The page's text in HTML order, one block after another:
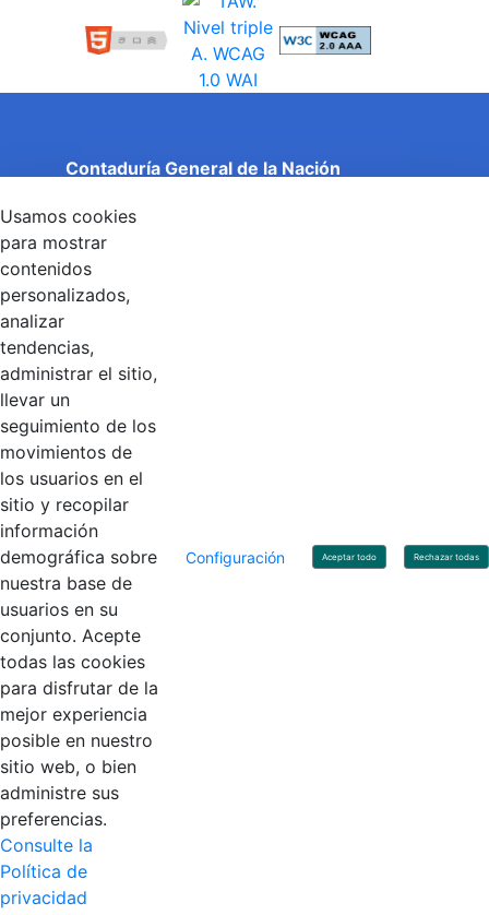
Contaduría General de la Nación
Entidad adscrita al Ministerio de Hacienda y Crédito
Público
Torre 1 (Aire) - Piso 15, Bogotá D.C., Colombia
Código Postal: 111071
Linkedin
Contacto
Línea de servicio al ciudadano: +57(601) 492 64 00
Correo Institucional:
Correo de notificaciones judiciales:
notificacionjudicial@contaduria.gov.co
Correo de Asuntos disciplinarios:
asuntosdisciplinarios@contaduria.gov.co
Línea Anticorrupción: +57(601) 492 64 00 Ext. 4
Política de privacidad y protección de datos personales
Política de derechos de autor
Términos y condiciones de uso
© Copyright 2026 - Todos los derechos reservados
Gobierno de Colombia
Usamos cookies
para mostrar
contenidos
personalizados,
analizar
tendencias,
administrar el sitio,
llevar un
seguimiento de los
movimientos de
los usuarios en el
sitio y recopilar
información
demográfica sobre
nuestra base de
usuarios en su
conjunto. Acepte
todas las cookies
para disfrutar de la
mejor experiencia
posible en nuestro
sitio web, o bien
administre sus
preferencias.
Consulte la
Política de
privacidad
Configuración Aceptar todo Rechazar todas